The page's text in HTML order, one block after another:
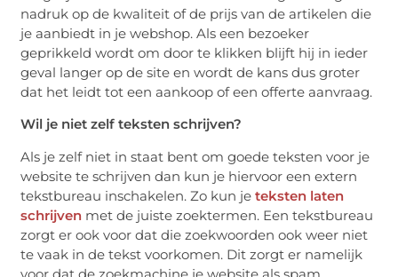
nadruk op de kwaliteit of de prijs van de artikelen die
je aanbiedt in je webshop. Als een bezoeker
geprikkeld wordt om door te klikken blijft hij in ieder
geval langer op de site en wordt de kans dus groter
dat het leidt tot een aankoop of een offerte aanvraag.
Wil je niet zelf teksten schrijven?
Als je zelf niet in staat bent om goede teksten voor je
website te schrijven dan kun je hiervoor een extern
tekstbureau inschakelen. Zo kun jeteksten laten
schrijven met de juiste zoektermen. Een tekstbureau
zorgt er ook voor dat die zoekwoorden ook weer niet
te vaak in de tekst voorkomen. Dit zorgt er namelijk
voor dat de zoekmachine je website als spam